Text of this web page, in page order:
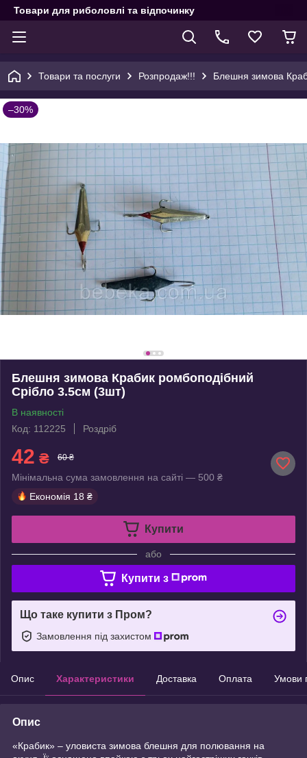
Товари для риболовлі та відпочинку
Товари та послуги Розпродаж!!! Блешня зимова
–30%
Блешня зимова Крабик ромбоподібний
Срібло 3.5см (3шт)
В наявності
Код: 112225
Роздріб
42 ₴ 60 ₴
Мінімальна сума замовлення на сайті — 500 ₴
Економія 18 ₴
Купити
або
Купити з
Що таке купити з Пром?
Замовлення під захистом
Опис Характеристики Доставка Оплата Умови
Опис
«Крабик» – уловиста зимова блешня для полювання на